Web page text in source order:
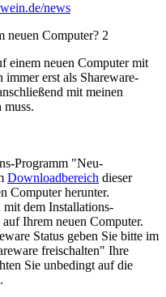
news
neuen Computer? 2
einem neuen Computer mit
erst als Shareware-
mit meinen
muss.
Programm "Neu-
Downloadbereich dieser
Computer herunter.
dem Installations-
Ihrem neuen Computer.
Status geben Sie bitte im
freischalten" Ihre
Sie unbedingt auf die